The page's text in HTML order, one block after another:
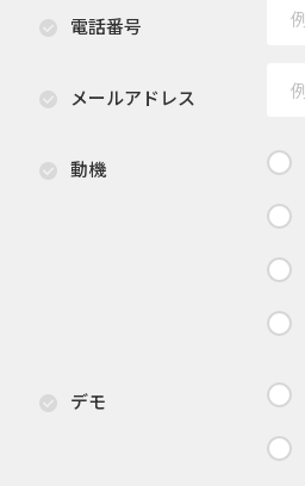
電話番号
メールアドレス
動機
デモ